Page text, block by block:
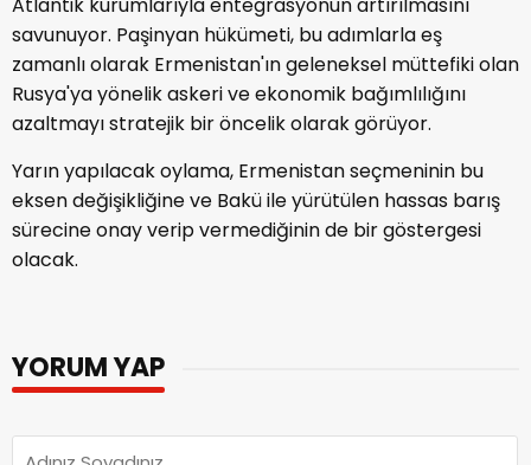
Atlantik kurumlarıyla entegrasyonun artırılmasını
savunuyor. Paşinyan hükümeti, bu adımlarla eş
zamanlı olarak Ermenistan'ın geleneksel müttefiki olan
Rusya'ya yönelik askeri ve ekonomik bağımlılığını
azaltmayı stratejik bir öncelik olarak görüyor.
Yarın yapılacak oylama, Ermenistan seçmeninin bu
eksen değişikliğine ve Bakü ile yürütülen hassas barış
sürecine onay verip vermediğinin de bir göstergesi
olacak.
YORUM YAP